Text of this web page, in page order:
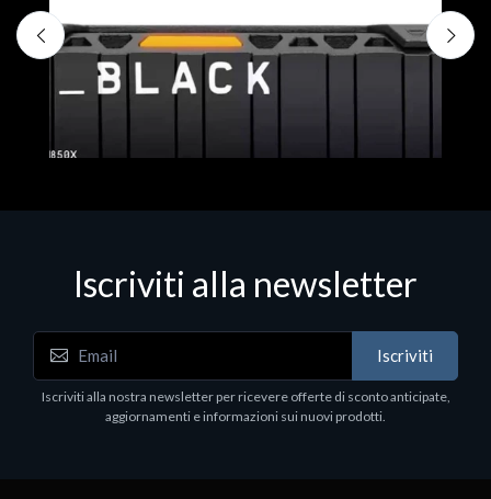
WD_BLACK SN850X NVMe SSD
WDBB9H0020BNC - SSD - 2 TB - interno - M.2
2280 - PCIe 4.0 (NVMe) - dissipatore integrato -
nero
Iscriviti alla newsletter
Iscriviti
Iscriviti alla nostra newsletter per ricevere offerte di sconto anticipate,
aggiornamenti e informazioni sui nuovi prodotti.